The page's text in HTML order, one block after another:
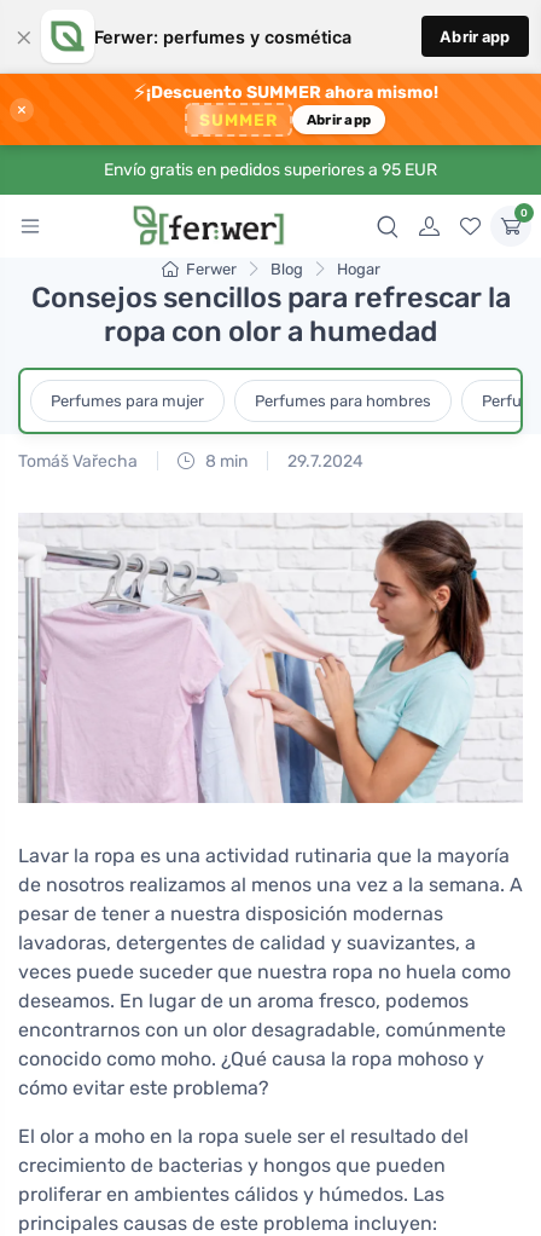
× Ferwer: perfumes y cosmética Abrir app
×
⚡¡Descuento SUMMER ahora mismo!
SUMMER Abrir app
Envío gratis en pedidos superiores a 95 EUR
0
Ferwer Blog Hogar
Consejos sencillos para refrescar la
ropa con olor a humedad
Perfumes para mujer Perfumes para hombres
Tomáš Vařecha 8 min 29.7.2024
Lavar la ropa es una actividad rutinaria que la mayoría
de nosotros realizamos al menos una vez a la semana. A
pesar de tener a nuestra disposición modernas
lavadoras, detergentes de calidad y suavizantes, a
veces puede suceder que nuestra ropa no huela como
deseamos. En lugar de un aroma fresco, podemos
encontrarnos con un olor desagradable, comúnmente
conocido como moho. ¿Qué causa la ropa mohoso y
cómo evitar este problema?
El olor a moho en la ropa suele ser el resultado del
crecimiento de bacterias y hongos que pueden
proliferar en ambientes cálidos y húmedos. Las
principales causas de este problema incluyen: